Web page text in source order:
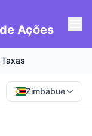
Ações
Zimbábue